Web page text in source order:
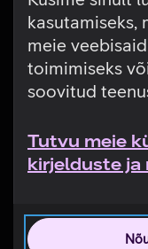
kasutamiseks,
meie
toimimiseks
soovitud
Tutvu meie
kirjelduste ja